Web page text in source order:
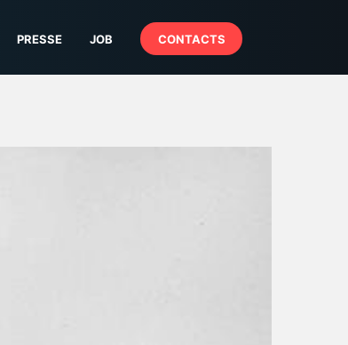
PRESSE JOB CONTACTS